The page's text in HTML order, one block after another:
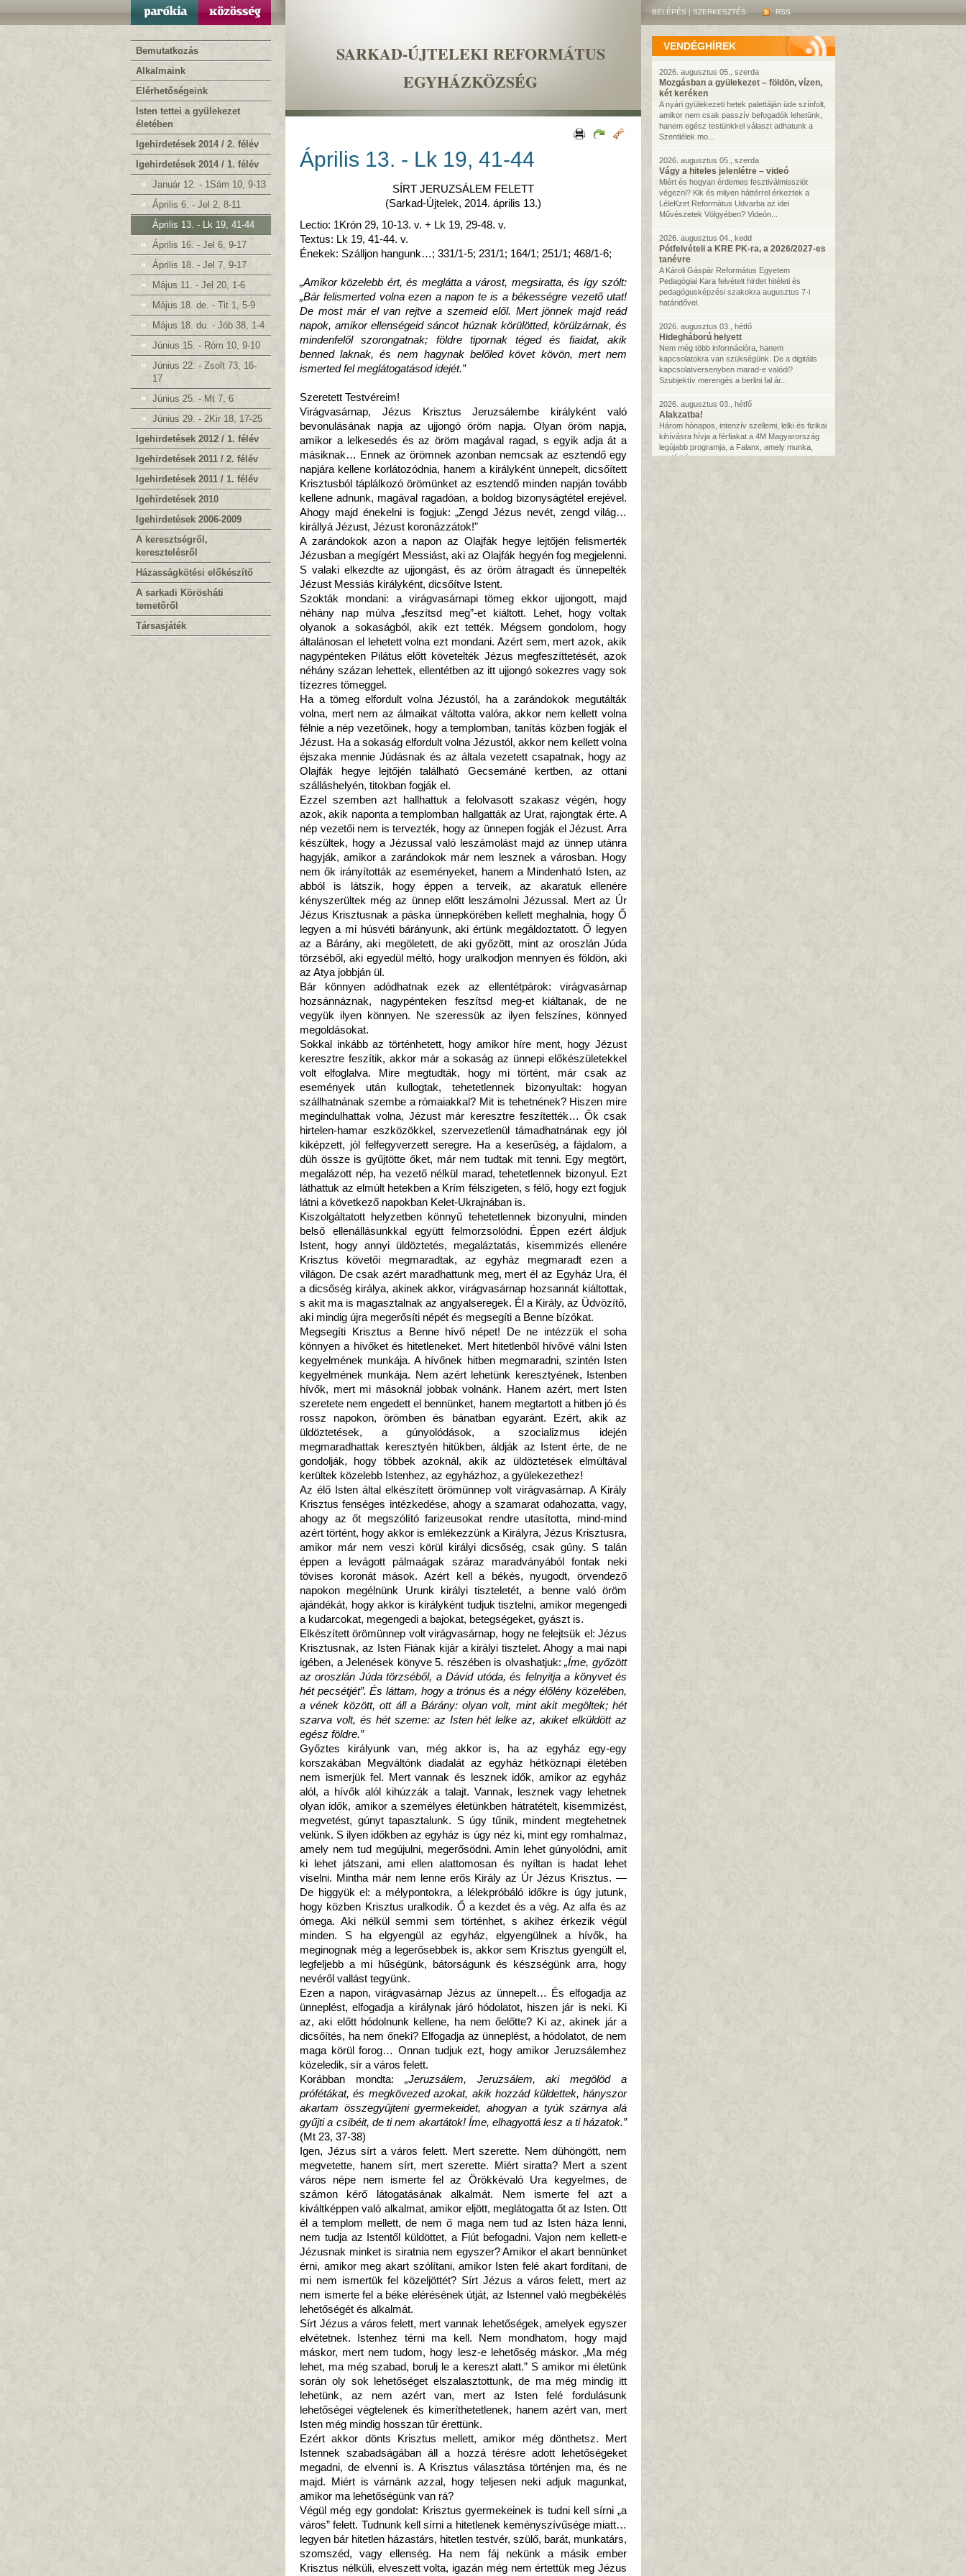
BELÉPÉS | SZERKESZTÉS RSS
Bemutatkozás
Alkalmaink
Elérhetőségeink
Isten tettei a gyülekezet
életében
Igehirdetések 2014 / 2. félév
Igehirdetések 2014 / 1. félév
Január 12. - 1Sám 10, 9-13
Április 6. - Jel 2, 8-11
Április 13. - Lk 19, 41-44
Április 16. - Jel 6, 9-17
Április 18. - Jel 7, 9-17
Május 11. - Jel 20, 1-6
Május 18. de. - Tit 1, 5-9
Május 18. du. - Jób 38, 1-4
Június 15. - Róm 10, 9-10
Június 22. - Zsolt 73, 16-
17
Június 25. - Mt 7, 6
Június 29. - 2Kir 18, 17-25
Igehirdetések 2012 / 1. félév
Igehirdetések 2011 / 2. félév
Igehirdetések 2011 / 1. félév
Igehirdetések 2010
Igehirdetések 2006-2009
A keresztségről,
keresztelésről
Házasságkötési előkészítő
A sarkadi Körösháti
temetőről
Társasjáték
SARKAD-ÚJTELEKI REFORMÁTUS
EGYHÁZKÖZSÉG
Április 13. - Lk 19, 41-44
SÍRT JERUZSÁLEM FELETT
(Sarkad-Újtelek, 2014. április 13.)
Lectio: 1Krón 29, 10-13. v. + Lk 19, 29-48. v.
Textus: Lk 19, 41-44. v.
Énekek: Szálljon hangunk…; 331/1-5; 231/1; 164/1; 251/1; 468/1-6;
„Amikor közelebb ért, és meglátta a várost, megsiratta, és így szólt:
„Bár felismerted volna ezen a napon te is a békességre vezető utat!
De most már el van rejtve a szemeid elől. Mert jönnek majd reád
napok, amikor ellenségeid sáncot húznak körülötted, körülzárnak, és
mindenfelől szorongatnak; földre tipornak téged és fiaidat, akik
benned laknak, és nem hagynak belőled követ kövön, mert nem
ismerted fel meglátogatásod idejét.”
Szeretett Testvéreim!
Virágvasárnap, Jézus Krisztus Jeruzsálembe királyként való
bevonulásának napja az ujjongó öröm napja. Olyan öröm napja,
amikor a lelkesedés és az öröm magával ragad, s egyik adja át a
másiknak… Ennek az örömnek azonban nemcsak az esztendő egy
napjára kellene korlátozódnia, hanem a királyként ünnepelt, dicsőített
Krisztusból táplálkozó örömünket az esztendő minden napján tovább
kellene adnunk, magával ragadóan, a boldog bizonyságtétel erejével.
Ahogy majd énekelni is fogjuk: „Zengd Jézus nevét, zengd világ…
királlyá Jézust, Jézust koronázzátok!"
A zarándokok azon a napon az Olajfák hegye lejtőjén felismerték
Jézusban a megígért Messiást, aki az Olajfák hegyén fog megjelenni.
S valaki elkezdte az ujjongást, és az öröm átragadt és ünnepelték
Jézust Messiás királyként, dicsőítve Istent.
Szokták mondani: a virágvasárnapi tömeg ekkor ujjongott, majd
néhány nap múlva „feszítsd meg”-et kiáltott. Lehet, hogy voltak
olyanok a sokaságból, akik ezt tették. Mégsem gondolom, hogy
általánosan el lehetett volna ezt mondani. Azért sem, mert azok, akik
nagypénteken Pilátus előtt követelték Jézus megfeszíttetését, azok
néhány százan lehettek, ellentétben az itt ujjongó sokezres vagy sok
tízezres tömeggel.
Ha a tömeg elfordult volna Jézustól, ha a zarándokok megutálták
volna, mert nem az álmaikat váltotta valóra, akkor nem kellett volna
félnie a nép vezetőinek, hogy a templomban, tanítás közben fogják el
Jézust. Ha a sokaság elfordult volna Jézustól, akkor nem kellett volna
éjszaka mennie Júdásnak és az általa vezetett csapatnak, hogy az
Olajfák hegye lejtőjén található Gecsemáné kertben, az ottani
szálláshelyén, titokban fogják el.
Ezzel szemben azt hallhattuk a felolvasott szakasz végén, hogy
azok, akik naponta a templomban hallgatták az Urat, rajongtak érte. A
nép vezetői nem is tervezték, hogy az ünnepen fogják el Jézust. Arra
készültek, hogy a Jézussal való leszámolást majd az ünnep utánra
hagyják, amikor a zarándokok már nem lesznek a városban. Hogy
nem ők irányították az eseményeket, hanem a Mindenható Isten, az
abból is látszik, hogy éppen a terveik, az akaratuk ellenére
kényszerültek még az ünnep előtt leszámolni Jézussal. Mert az Úr
Jézus Krisztusnak a páska ünnepkörében kellett meghalnia, hogy Ő
legyen a mi húsvéti bárányunk, aki értünk megáldoztatott. Ő legyen
az a Bárány, aki megöletett, de aki győzött, mint az oroszlán Júda
törzséből, aki egyedül méltó, hogy uralkodjon mennyen és földön, aki
az Atya jobbján ül.
Bár könnyen adódhatnak ezek az ellentétpárok: virágvasárnap
hozsánnáznak, nagypénteken feszítsd meg-et kiáltanak, de ne
vegyük ilyen könnyen. Ne szeressük az ilyen felszínes, könnyed
megoldásokat.
Sokkal inkább az történhetett, hogy amikor híre ment, hogy Jézust
keresztre feszítik, akkor már a sokaság az ünnepi előkészületekkel
volt elfoglalva. Mire megtudták, hogy mi történt, már csak az
események után kullogtak, tehetetlennek bizonyultak: hogyan
szállhatnának szembe a rómaiakkal? Mit is tehetnének? Hiszen mire
megindulhattak volna, Jézust már keresztre feszítették… Ők csak
hirtelen-hamar eszközökkel, szervezetlenül támadhatnának egy jól
kiképzett, jól felfegyverzett seregre. Ha a keserűség, a fájdalom, a
düh össze is gyűjtötte őket, már nem tudtak mit tenni. Egy megtört,
megalázott nép, ha vezető nélkül marad, tehetetlennek bizonyul. Ezt
láthattuk az elmúlt hetekben a Krím félszigeten, s félő, hogy ezt fogjuk
látni a következő napokban Kelet-Ukrajnában is.
Kiszolgáltatott helyzetben könnyű tehetetlennek bizonyulni, minden
belső ellenállásunkkal együtt felmorzsolódni. Éppen ezért áldjuk
Istent, hogy annyi üldöztetés, megaláztatás, kisemmizés ellenére
Krisztus követői megmaradtak, az egyház megmaradt ezen a
világon. De csak azért maradhattunk meg, mert él az Egyház Ura, él
a dicsőség királya, akinek akkor, virágvasárnap hozsannát kiáltottak,
s akit ma is magasztalnak az angyalseregek. Él a Király, az Üdvözítő,
aki mindig újra megerősíti népét és megsegíti a Benne bízókat.
Megsegíti Krisztus a Benne hívő népet! De ne intézzük el soha
könnyen a hívőket és hitetleneket. Mert hitetlenből hívővé válni Isten
kegyelmének munkája. A hívőnek hitben megmaradni, szintén Isten
kegyelmének munkája. Nem azért lehetünk keresztyének, Istenben
hívők, mert mi másoknál jobbak volnánk. Hanem azért, mert Isten
szeretete nem engedett el bennünket, hanem megtartott a hitben jó és
rossz napokon, örömben és bánatban egyaránt. Ezért, akik az
üldöztetések, a gúnyolódások, a szocializmus idején
megmaradhattak keresztyén hitükben, áldják az Istent érte, de ne
gondolják, hogy többek azoknál, akik az üldöztetések elmúltával
kerültek közelebb Istenhez, az egyházhoz, a gyülekezethez!
Az élő Isten által elkészített örömünnep volt virágvasárnap. A Király
Krisztus fenséges intézkedése, ahogy a szamarat odahozatta, vagy,
ahogy az őt megszólító farizeusokat rendre utasította, mind-mind
azért történt, hogy akkor is emlékezzünk a Királyra, Jézus Krisztusra,
amikor már nem veszi körül királyi dicsőség, csak gúny. S talán
éppen a levágott pálmaágak száraz maradványából fontak neki
tövises koronát mások. Azért kell a békés, nyugodt, örvendező
napokon megélnünk Urunk királyi tiszteletét, a benne való öröm
ajándékát, hogy akkor is királyként tudjuk tisztelni, amikor megengedi
a kudarcokat, megengedi a bajokat, betegségeket, gyászt is.
Elkészített örömünnep volt virágvasárnap, hogy ne felejtsük el: Jézus
Krisztusnak, az Isten Fiának kijár a királyi tisztelet. Ahogy a mai napi
igében, a Jelenések könyve 5. részében is olvashatjuk:„Íme, győzött
az oroszlán Júda törzséből, a Dávid utóda, és felnyitja a könyvet és
hét pecsétjét”. És láttam, hogy a trónus és a négy élőlény közelében,
a vének között, ott áll a Bárány: olyan volt, mint akit megöltek; hét
szarva volt, és hét szeme: az Isten hét lelke az, akiket elküldött az
egész földre.”
Győztes királyunk van, még akkor is, ha az egyház egy-egy
korszakában Megváltónk diadalát az egyház hétköznapi életében
nem ismerjük fel. Mert vannak és lesznek idők, amikor az egyház
alól, a hívők alól kihúzzák a talajt. Vannak, lesznek vagy lehetnek
olyan idők, amikor a személyes életünkben hátratételt, kisemmizést,
megvetést, gúnyt tapasztalunk. S úgy tűnik, mindent megtehetnek
velünk. S ilyen időkben az egyház is úgy néz ki, mint egy romhalmaz,
amely nem tud megújulni, megerősödni. Amin lehet gúnyolódni, amit
ki lehet játszani, ami ellen alattomosan és nyíltan is hadat lehet
viselni. Mintha már nem lenne erős Király az Úr Jézus Krisztus. —
De higgyük el: a mélypontokra, a lélekpróbáló időkre is úgy jutunk,
hogy közben Krisztus uralkodik. Ő a kezdet és a vég. Az alfa és az
ómega. Aki nélkül semmi sem történhet, s akihez érkezik végül
minden. S ha elgyengül az egyház, elgyengülnek a hívők, ha
meginognak még a legerősebbek is, akkor sem Krisztus gyengült el,
legfeljebb a mi hűségünk, bátorságunk és készségünk arra, hogy
nevéről vallást tegyünk.
Ezen a napon, virágvasárnap Jézus az ünnepelt… És elfogadja az
ünneplést, elfogadja a királynak járó hódolatot, hiszen jár is neki. Ki
az, aki előtt hódolnunk kellene, ha nem őelőtte? Ki az, akinek jár a
dicsőítés, ha nem őneki? Elfogadja az ünneplést, a hódolatot, de nem
maga körül forog… Onnan tudjuk ezt, hogy amikor Jeruzsálemhez
közeledik, sír a város felett.
Korábban mondta: „Jeruzsálem, Jeruzsálem, aki megölöd a
prófétákat, és megkövezed azokat, akik hozzád küldettek, hányszor
akartam összegyűjteni gyermekeidet, ahogyan a tyúk szárnya alá
gyűjti a csibéit, de ti nem akartátok! Íme, elhagyottá lesz a ti házatok.”
(Mt 23, 37-38)
Igen, Jézus sírt a város felett. Mert szerette. Nem dühöngött, nem
megvetette, hanem sírt, mert szerette. Miért siratta? Mert a szent
város népe nem ismerte fel az Örökkévaló Ura kegyelmes, de
számon kérő látogatásának alkalmát. Nem ismerte fel azt a
kiváltképpen való alkalmat, amikor eljött, meglátogatta őt az Isten. Ott
él a templom mellett, de nem ő maga nem tud az Isten háza lenni,
nem tudja az Istentől küldöttet, a Fiút befogadni. Vajon nem kellett-e
Jézusnak minket is siratnia nem egyszer? Amikor el akart bennünket
érni, amikor meg akart szólítani, amikor Isten felé akart fordítani, de
mi nem ismertük fel közeljöttét? Sírt Jézus a város felett, mert az
nem ismerte fel a béke elérésének útját, az Istennel való megbékélés
lehetőségét és alkalmát.
Sírt Jézus a város felett, mert vannak lehetőségek, amelyek egyszer
elvétetnek. Istenhez térni ma kell. Nem mondhatom, hogy majd
máskor, mert nem tudom, hogy lesz-e lehetőség máskor. „Ma még
lehet, ma még szabad, borulj le a kereszt alatt.” S amikor mi életünk
során oly sok lehetőséget elszalasztottunk, de ma még mindig itt
lehetünk, az nem azért van, mert az Isten felé fordulásunk
lehetőségei végtelenek és kimeríthetetlenek, hanem azért van, mert
Isten még mindig hosszan tűr érettünk.
Ezért akkor dönts Krisztus mellett, amikor még dönthetsz. Mert
Istennek szabadságában áll a hozzá térésre adott lehetőségeket
megadni, de elvenni is. A Krisztus választása történjen ma, és ne
majd. Miért is várnánk azzal, hogy teljesen neki adjuk magunkat,
amikor ma lehetőségünk van rá?
Végül még egy gondolat: Krisztus gyermekeinek is tudni kell sírni „a
város” felett. Tudnunk kell sírni a hitetlenek keményszívűsége miatt…
legyen bár hitetlen házastárs, hitetlen testvér, szülő, barát, munkatárs,
szomszéd, vagy ellenség. Ha nem fáj nekünk a másik ember
Krisztus nélküli, elveszett volta, igazán még nem értettük meg Jézus
VENDÉGHÍREK
2026. augusztus 05., szerda
Mozgásban a gyülekezet – földön, vízen,
két keréken
A nyári gyülekezeti hetek palettáján üde színfolt,
amikor nem csak passzív befogadók lehetünk,
hanem egész testünkkel választ adhatunk a
Szentlélek mo...
2026. augusztus 05., szerda
Vágy a hiteles jelenlétre – videó
Miért és hogyan érdemes fesztiválmissziót
végezni? Kik és milyen háttérrel érkeztek a
LéleKzet Református Udvarba az idei
Művészetek Völgyében? Videón...
2026. augusztus 04., kedd
Pótfelvételi a KRE PK-ra, a 2026/2027-es
tanévre
A Károli Gáspár Református Egyetem
Pedagógiai Kara felvételt hirdet hitéleti és
pedagógusképzési szakokra augusztus 7-i
határidővel.
2026. augusztus 03., hétfő
Hidegháború helyett
Nem még több információra, hanem
kapcsolatokra van szükségünk. De a digitális
kapcsolatversenyben marad-e valódi?
Szubjektív merengés a berlini fal ár...
2026. augusztus 03., hétfő
Alakzatba!
Három hónapos, intenzív szellemi, lelki és fizikai
kihívásra hívja a férfiakat a 4M Magyarország
legújabb programja, a Falanx, amely munka,
család és ...